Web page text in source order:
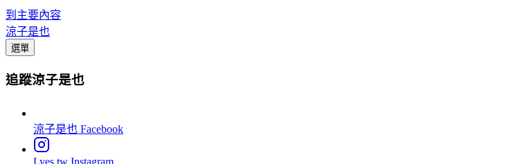
到主要內容
涼子是也
選單
追蹤涼子是也
涼子是也 Facebook